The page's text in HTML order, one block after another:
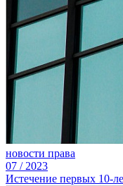
новости права
07 / 2023
Истечение первых 10-